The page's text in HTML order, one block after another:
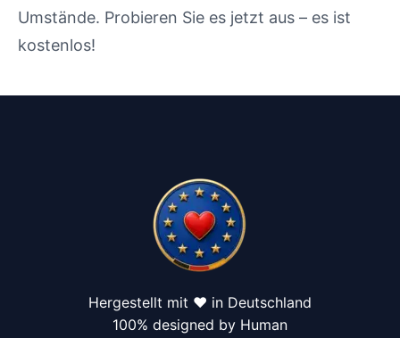
Umstände. Probieren Sie es jetzt aus – es ist
kostenlos!
Hergestellt mit ❤️ in Deutschland
100% designed by Human